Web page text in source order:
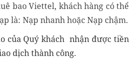
bao Viettel, khách hàng có thể
là: Nạp nhanh hoặc Nạp chậm.
của Quý khách nhận được tiền
dịch thành công.